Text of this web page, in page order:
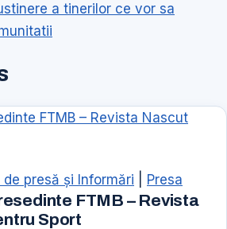
a tinerilor ce vor sa
presă şi Informări Presa
FTMB – Revista
Sport